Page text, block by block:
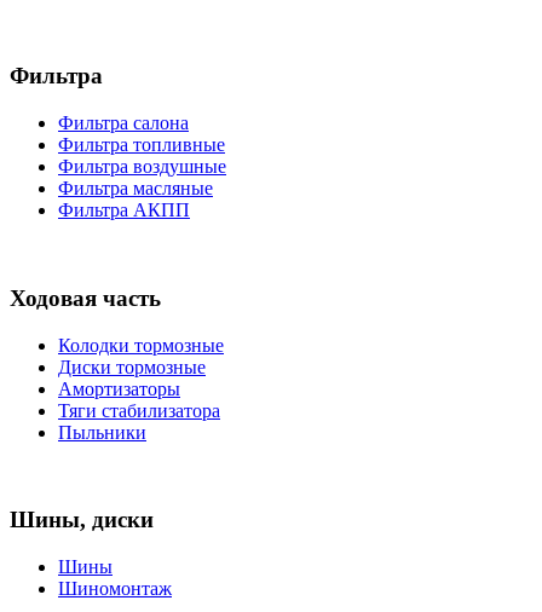
Фильтра
Фильтра салона
Фильтра топливные
Фильтра воздушные
Фильтра масляные
Фильтра АКПП
Ходовая часть
Колодки тормозные
Диски тормозные
Амортизаторы
Тяги стабилизатора
Пыльники
Шины, диски
Шины
Шиномонтаж